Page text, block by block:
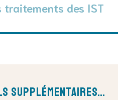
traitements des IST
supplémentaires…